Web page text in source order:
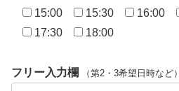
15:00
15:30 16:00
17:30
18:00
フリー入力欄 （第2・3希望日時など）